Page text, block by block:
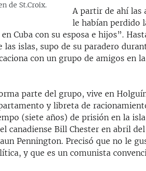
de St.Croix.
A partir de ahí las
le habían perdido
Cuba con su esposa e hijos”.
las islas, supo de su paradero
con un grupo de amigos en
parte del grupo, vive en
y libreta de
(siete años) de prisión en la
canadiense Bill Chester en abril
Pennington. Precisó que no le
y que es un comunista